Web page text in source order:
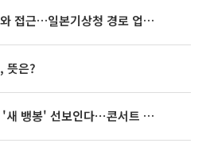
태풍 '돌핀' 오키나와 접근…일본기상청 경로 업데이트
뜻은?
빅뱅, 20주년 기념 '새 뱅봉' 선보인다⋯콘서트 앞두고 팝업 개최